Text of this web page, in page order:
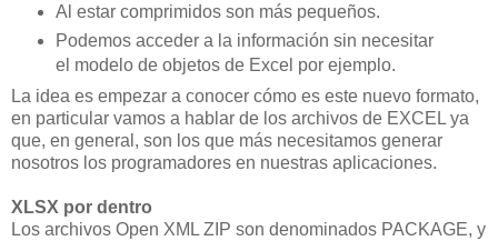
Al estar comprimidos son más pequeños.
Podemos acceder a la información sin necesitar
el modelo de objetos de Excel por ejemplo.
La idea es empezar a conocer cómo es este nuevo formato,
en particular vamos a hablar de los archivos de EXCEL ya
que, en general, son los que más necesitamos generar
nosotros los programadores en nuestras aplicaciones.
XLSX por dentro
Los archivos Open XML ZIP son denominados PACKAGE, y